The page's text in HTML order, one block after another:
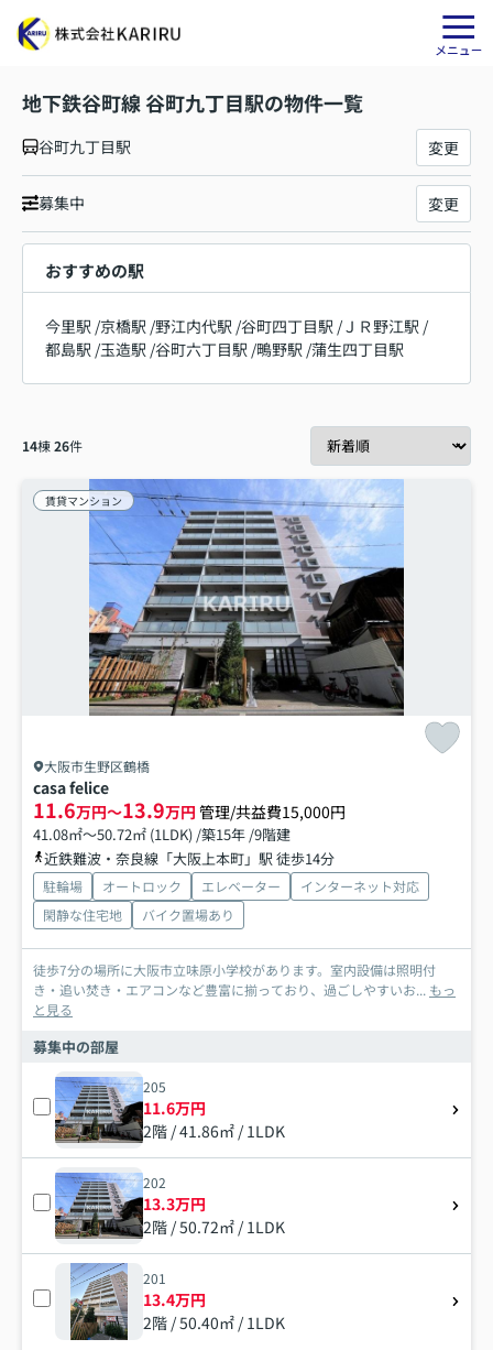
地下鉄谷町線 谷町九丁目駅の物件一覧
谷町九丁目駅 変更
募集中 変更
おすすめの駅
今里駅 /京橋駅 /野江内代駅 /谷町四丁目駅 /ＪＲ野江駅 /
都島駅 /玉造駅 /谷町六丁目駅 /鴫野駅 /蒲生四丁目駅
14棟26件
賃貸マンション
大阪市生野区鶴橋
casa felice
11.6万円～13.9万円 管理/共益費15,000円
41.08㎡～50.72㎡ (1LDK) /築15年 /9階建
近鉄難波・奈良線「大阪上本町」駅 徒歩14分
駐輪場 オートロック エレベーター
インターネット対応
閑静な住宅地
バイク置場あり
徒歩7分の場所に大阪市立味原小学校があります。室内設備は照明付
き・追い焚き・エアコンなど豊富に揃っており、過ごしやすいお... もっ
と見る
募集中の部屋
205
11.6万円
2階 / 41.86㎡ / 1LDK
202
13.3万円
2階 / 50.72㎡ / 1LDK
201
13.4万円
2階 / 50.40㎡ / 1LDK